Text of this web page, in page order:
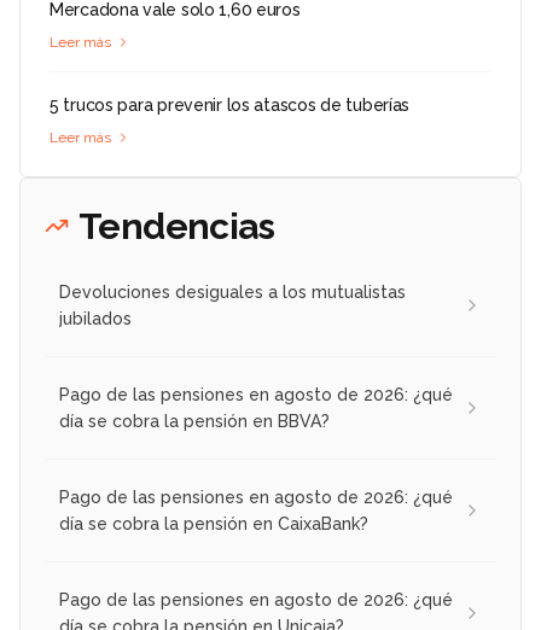
Mercadona vale solo 1,60 euros
Leer más
5 trucos para prevenir los atascos de tuberías
Leer más
Tendencias
Devoluciones desiguales a los mutualistas
jubilados
Pago de las pensiones en agosto de 2026: ¿qué
día se cobra la pensión en BBVA?
Pago de las pensiones en agosto de 2026: ¿qué
día se cobra la pensión en CaixaBank?
Pago de las pensiones en agosto de 2026: ¿qué
día se cobra la pensión en Unicaja?